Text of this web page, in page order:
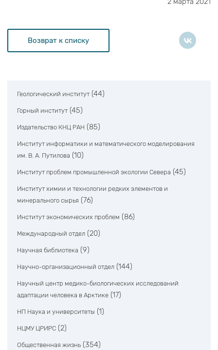
Возврат к списку
Геологический институт (44)
Горный институт (45)
Издательство КНЦ РАН (85)
Институт информатики и математического моделирования
им. В. А. Путилова (10)
Институт проблем промышленной экологии Севера (45)
Институт химии и технологии редких элементов и
минерального сырья (76)
Институт экономических проблем (86)
Международный отдел (20)
Научная библиотека (9)
Научно-организационный отдел (144)
Научный центр медико-биологических исследований
адаптации человека в Арктике (17)
НП Наука и университеты (1)
НЦМУ ЦРИРС (2)
Общественная жизнь (354)